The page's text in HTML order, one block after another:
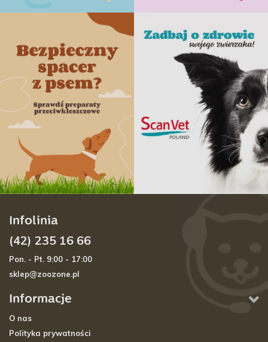
Informacje
O nas
Polityka prywatności
Infolinia
(42) 235 16 66
Pon. - Pt. 9:00 - 17:00
sklep@zoozone.pl